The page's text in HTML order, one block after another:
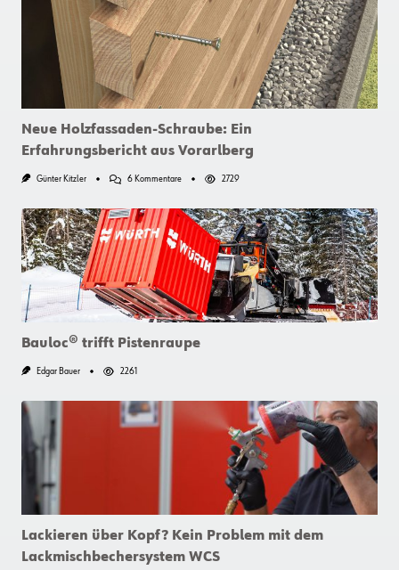
Neue Holzfassaden-Schraube: Ein
Erfahrungsbericht aus Vorarlberg
Günter Kitzler 6 KommentareZu
Schraube:
Ein
Erfahrungsbericht
Aus
Vorarlberg
2729
Bauloc® trifft Pistenraupe
Edgar Bauer 2261
Lackieren über Kopf? Kein Problem mit dem
Lackmischbechersystem WCS